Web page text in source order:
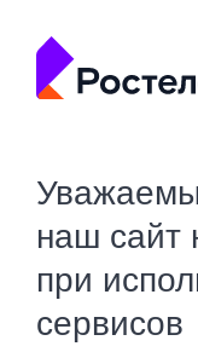
наш сайт
при
сервисов